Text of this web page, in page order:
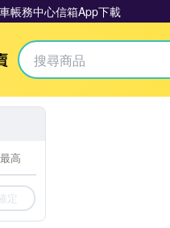
帳務中心信箱App下載
Yahoo拍賣
定